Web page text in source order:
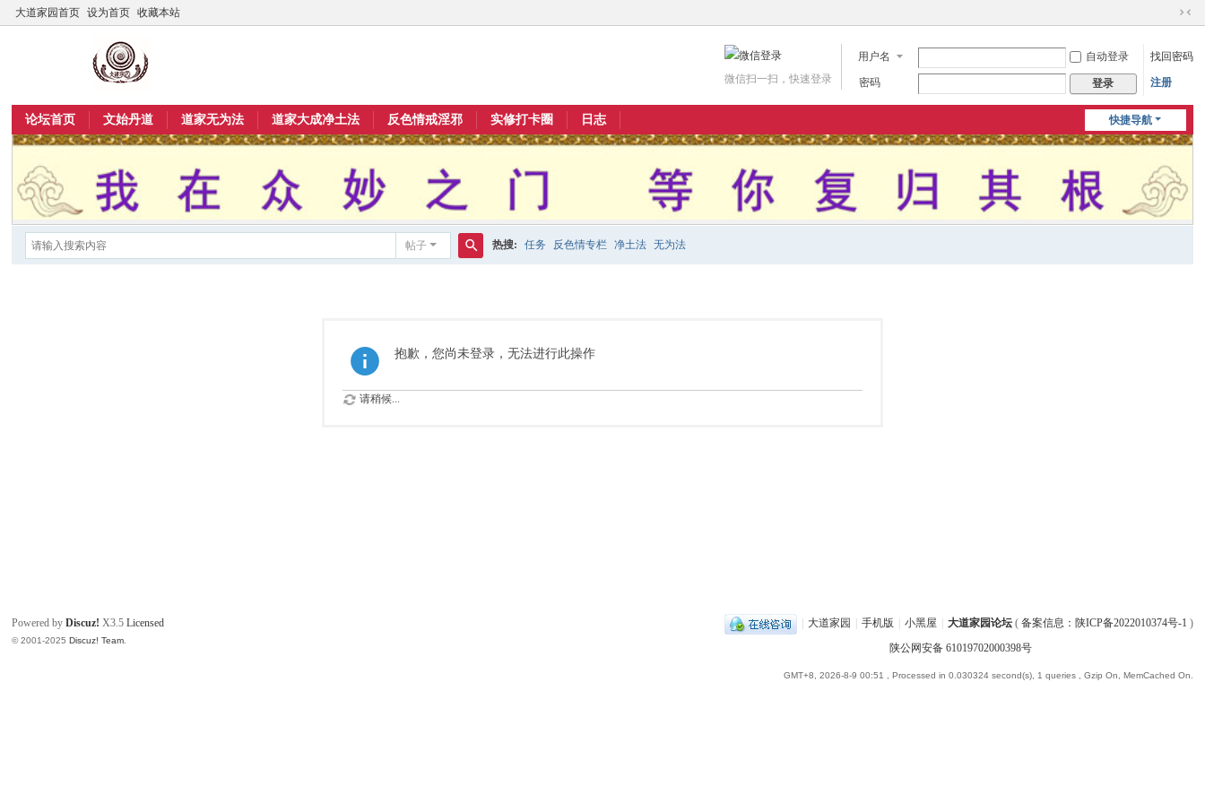
大道家园首页 设为首页 收藏本站
切
到
用户名 自动登录 找回密码
密码 登录 注册
微信扫一扫，快速登录
快捷导航
论坛首页 文始丹道 道家无为法 道家大成净土法 反色情戒淫邪 实修打卡圈 日志
帖子 热搜: 任务 反色情专栏 净土法 无为法
抱歉，您尚未登录，无法进行此操作
请稍候...
大道家园 手机版 小黑屋 大道家园论坛( 备案信息：陕ICP备2022010374号-1 )
陕公网安备 61019702000398号
GMT+8, 2026-8-9 00:51 , Processed in 0.030324 second(s), 1 queries , Gzip On, MemCached On.
Powered byDiscuz! X3.5 Licensed
© 2001-2025Discuz! Team